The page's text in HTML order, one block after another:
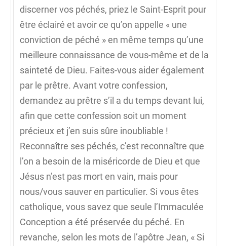
discerner vos péchés, priez le Saint-Esprit pour
être éclairé et avoir ce qu’on appelle « une
conviction de péché » en même temps qu’une
meilleure connaissance de vous-même et de la
sainteté de Dieu. Faites-vous aider également
par le prêtre. Avant votre confession,
demandez au prêtre s’il a du temps devant lui,
afin que cette confession soit un moment
précieux et j’en suis sûre inoubliable !
Reconnaître ses péchés, c’est reconnaître que
l’on a besoin de la miséricorde de Dieu et que
Jésus n’est pas mort en vain, mais pour
nous/vous sauver en particulier. Si vous êtes
catholique, vous savez que seule l’Immaculée
Conception a été préservée du péché. En
revanche, selon les mots de l’apôtre Jean, « Si